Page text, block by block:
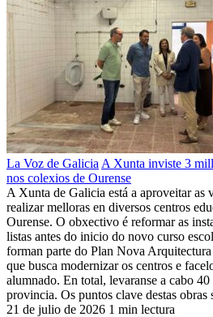
La Voz de Galicia A Xunta inviste 3
nos colexios de Ourense
A Xunta de Galicia está a aproveitar as
realizar melloras en diversos centros
Ourense. O obxectivo é reformar as
listas antes do inicio do novo curso
forman parte do Plan Nova
que busca modernizar os centros e
alumnado. En total, levaranse a cabo 40
provincia. Os puntos clave destas
21 de julio de 2026 1 min lectura